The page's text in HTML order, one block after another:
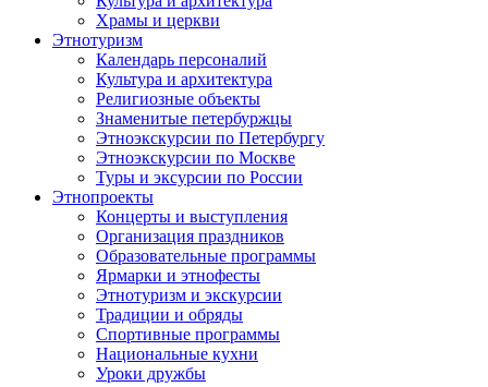
Храмы и церкви
Этнотуризм
Календарь персоналий
Культура и архитектура
Религиозные объекты
Знаменитые петербуржцы
Этноэкскурсии по Петербургу
Этноэкскурсии по Москве
Туры и эксурсии по России
Этнопроекты
Концерты и выступления
Организация праздников
Образовательные программы
Ярмарки и этнофесты
Этнотуризм и экскурсии
Традиции и обряды
Спортивные программы
Национальные кухни
Уроки дружбы